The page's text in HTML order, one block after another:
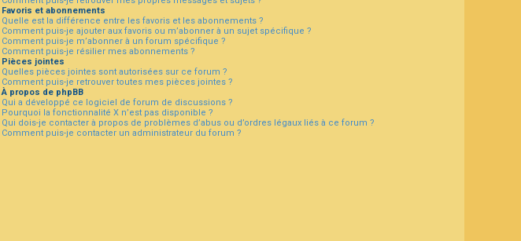
Favoris et abonnements
Quelle est la différence entre les favoris et les abonnements ?
Comment puis-je ajouter aux favoris ou m’abonner à un sujet spécifique ?
Comment puis-je m’abonner à un forum spécifique ?
Comment puis-je résilier mes abonnements ?
Pièces jointes
Quelles pièces jointes sont autorisées sur ce forum ?
Comment puis-je retrouver toutes mes pièces jointes ?
À propos de phpBB
Qui a développé ce logiciel de forum de discussions ?
Pourquoi la fonctionnalité X n’est pas disponible ?
Qui dois-je contacter à propos de problèmes d’abus ou d’ordres légaux liés à ce forum ?
Comment puis-je contacter un administrateur du forum ?